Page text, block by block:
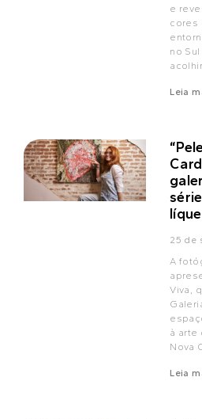
e
cores
no
Leia
25 de
A
Viva,
à arte
Nova
Leia